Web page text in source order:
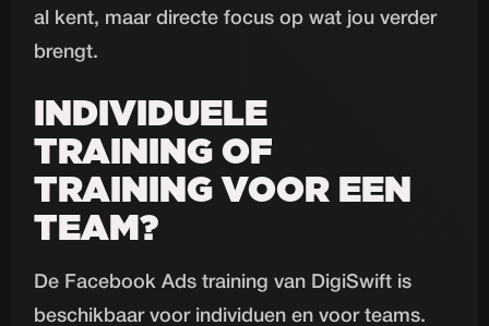
al kent, maar directe focus op wat jou verder
brengt.
INDIVIDUELE
TRAINING OF
TRAINING VOOR EEN
TEAM?
De Facebook Ads training van DigiSwift is
beschikbaar voor individuen en voor teams.